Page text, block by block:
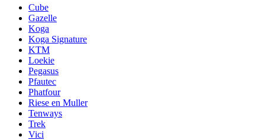
Cube
Gazelle
Koga
Koga Signature
KTM
Loekie
Pegasus
Pfautec
Phatfour
Riese en Muller
Tenways
Trek
Vici